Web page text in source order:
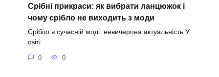
Срібні прикраси: як вибрати ланцюжок і
чому срібло не виходить з моди
Срібло в сучасній моді: невичерпна актуальність У
світі
0 0